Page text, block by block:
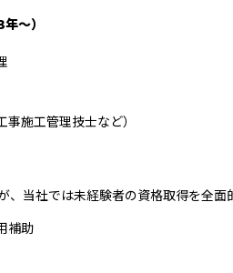
～）
施工管理技士など）
当社では未経験者の資格取得を全面
補助